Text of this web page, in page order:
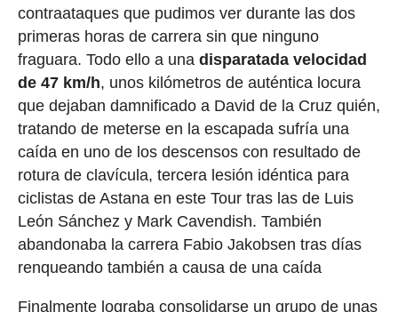
contraataques que pudimos ver durante las dos
primeras horas de carrera sin que ninguno
fraguara. Todo ello a una disparatada velocidad
de 47 km/h, unos kilómetros de auténtica locura
que dejaban damnificado a David de la Cruz quién,
tratando de meterse en la escapada sufría una
caída en uno de los descensos con resultado de
rotura de clavícula, tercera lesión idéntica para
ciclistas de Astana en este Tour tras las de Luis
León Sánchez y Mark Cavendish. También
abandonaba la carrera Fabio Jakobsen tras días
renqueando también a causa de una caída
Finalmente lograba consolidarse un grupo de unas